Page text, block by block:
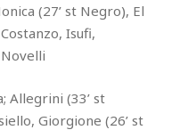
(27’ st Negro), El
Isufi,
Novelli
Allegrini (33’ st
Giorgione (26’ st